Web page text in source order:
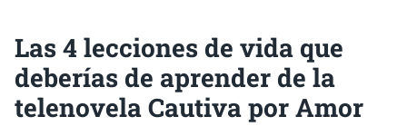
Las 4 lecciones de vida que
deberías de aprender de la
telenovela Cautiva por Amor